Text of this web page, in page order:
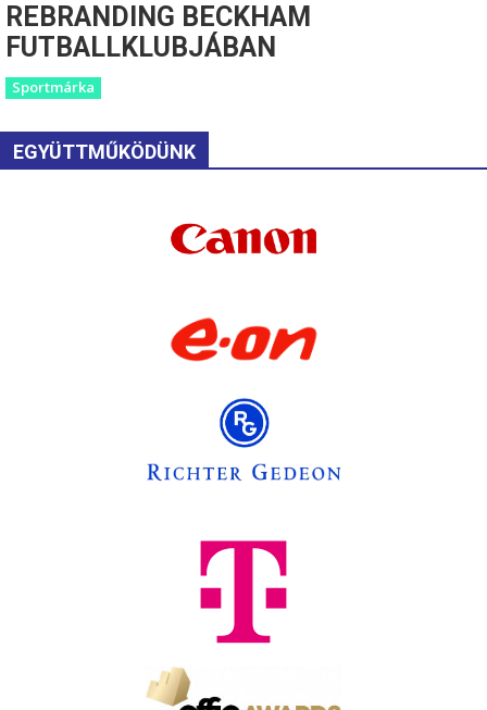
REBRANDING BECKHAM
FUTBALLKLUBJÁBAN
Sportmárka
EGYÜTTMŰKÖDÜNK